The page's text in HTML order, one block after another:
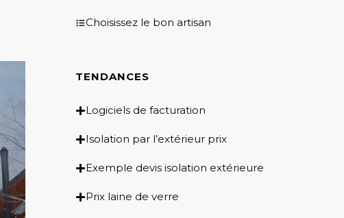
Choisissez le bon artisan
TENDANCES
Logiciels de facturation
Isolation par l’extérieur prix
Exemple devis isolation extérieure
Prix laine de verre